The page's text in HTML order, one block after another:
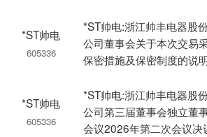
*ST帅电
605336
*ST帅电:浙江帅丰电器股
公司董事会关于本次交易
保密措施及保密制度的说
*ST帅电
605336
*ST帅电:浙江帅丰电器股
公司第三届董事会独立董
会议2026年第二次会议决